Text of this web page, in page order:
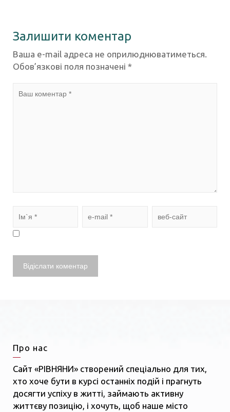
Залишити коментар
Ваша e-mail адреса не оприлюднюватиметься.
Обов’язкові поля позначені *
Про нас
Сайт «РІВНЯНИ» створений спеціально для тих,
хто хоче бути в курсі останніх подій і прагнуть
досягти успіху в житті, займають активну
життєву позицію, і хочуть, щоб наше місто